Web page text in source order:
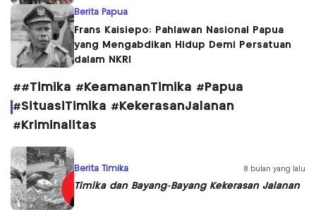
Berita Papua
Frans Kaisiepo: Pahlawan Nasional Papua
yang Mengabdikan Hidup Demi Persatuan
dalam NKRI
##Timika #KeamananTimika #Papua
#SituasiTimika #KekerasanJalanan
#Kriminalitas
Berita Timika 8 bulan yang lalu
Timika dan Bayang-Bayang Kekerasan Jalanan